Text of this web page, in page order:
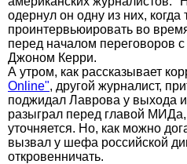
одернул он одну из них, когда
проинтервьюировать во
перед началом переговоров
Джоном Керри.
А утром, как рассказывает
Online", другой журналист,
поджидал Лаврова у выхода
разыграл перед главой
уточняется. Но, как можно
вызвал у шефа российской
откровенничать.